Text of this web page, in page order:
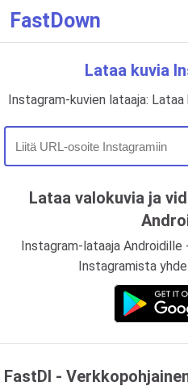
FastDown
Lataa kuvia
Instagram-kuvien lataaja:
Lataa valokuvia ja
Instagram-lataaja Androidille
Instagramista
FastDl -